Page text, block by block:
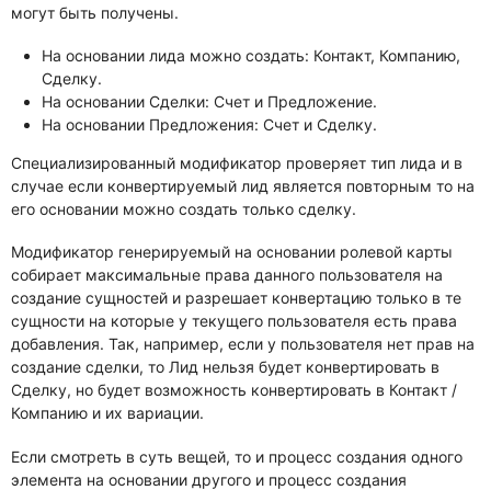
могут быть получены.
На основании лида можно создать: Контакт, Компанию,
Сделку.
На основании Сделки: Счет и Предложение.
На основании Предложения: Счет и Сделку.
Специализированный модификатор проверяет тип лида и в
случае если конвертируемый лид является повторным то на
его основании можно создать только сделку.
Модификатор генерируемый на основании ролевой карты
собирает максимальные права данного пользователя на
создание сущностей и разрешает конвертацию только в те
сущности на которые у текущего пользователя есть права
добавления. Так, например, если у пользователя нет прав на
создание сделки, то Лид нельзя будет конвертировать в
Сделку, но будет возможность конвертировать в Контакт /
Компанию и их вариации.
Если смотреть в суть вещей, то и процесс создания одного
элемента на основании другого и процесс создания